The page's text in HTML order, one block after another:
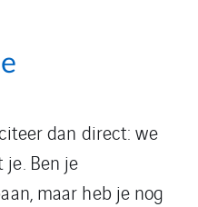
dan direct: we
Ben je
maar heb je nog